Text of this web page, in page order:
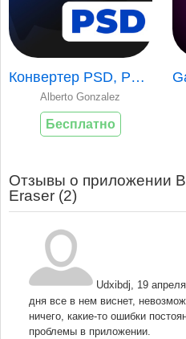
Конвертер PSD, PSD в PNG
Alberto Gonzalez
Бесплатно
Отзывы о приложении
Eraser (2)
Udxibdj, 19
дня все в нем виснет,
ничего, какие-то ошибки
проблемы в приложении.